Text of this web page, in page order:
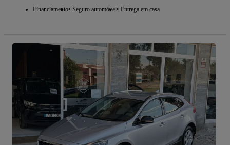
Financiamento Seguro automóvel Entrega em casa